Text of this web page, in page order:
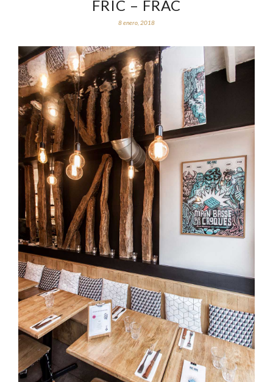
FRIC – FRAC
8 enero, 2018